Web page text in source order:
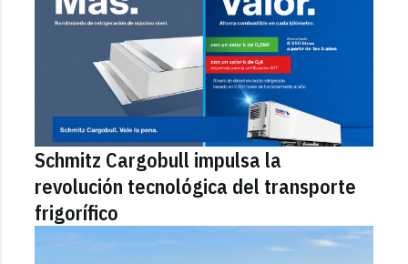
Schmitz Cargobull impulsa la
revolución tecnológica del transporte
frigorífico